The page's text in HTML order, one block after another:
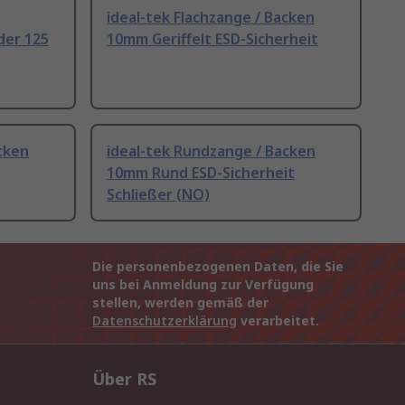
125
ideal-tek Flachzange / Backen
10mm Geriffelt ESD-Sicherheit
ideal-tek Rundzange / Backen
10mm Rund ESD-Sicherheit
Schließer (NO)
Die personenbezogenen Daten, die Sie
uns bei Anmeldung zur Verfügung
stellen, werden gemäß der
Datenschutzerklärung verarbeitet.
Über RS